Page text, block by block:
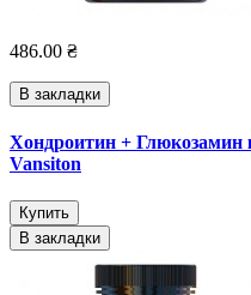
486.00 ₴
В закладки
Хондроитин +
Vansiton
Купить
В закладки